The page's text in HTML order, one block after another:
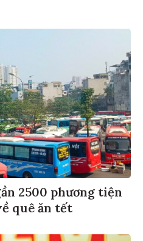
2500 phương tiện
quê ăn tết